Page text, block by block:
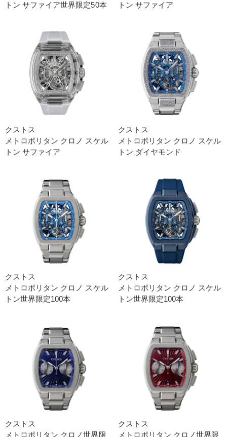
トン サファイア世界限定50本
トン サファイア
クストス
メトロポリタン クロノ スケル
トン サファイア
クストス
メトロポリタン クロノ スケル
トン ダイヤモンド
クストス
メトロポリタン クロノ スケル
トン世界限定100本
クストス
メトロポリタン クロノ スケル
トン世界限定100本
クストス
メトロポリタン クロノ世界限
クストス
メトロポリタン クロノ世界限